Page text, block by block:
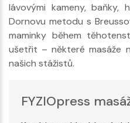
lávovými kameny, baňky,
Dornovu metodu s
maminky během
ušetřit – některé masáže
našich stážistů.
FYZIOpress